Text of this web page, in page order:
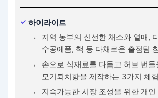
하이라이트
지역 농부의 신선한 채소와 열매,
수공예품, 책 등 다채로운 출점팀
손으로 식재료를 다듬고 허브 번들
모기퇴치향을 제작하는 3가지 체
지속가능한 시장 조성을 위한 개인